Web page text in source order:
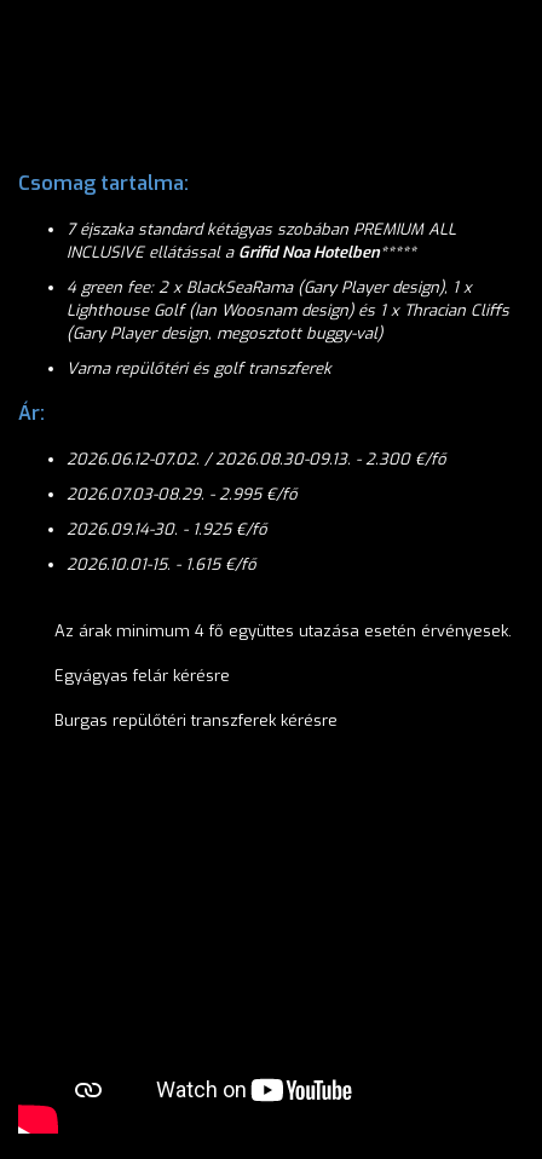
Csomag tartalma:
7 éjszaka standard kétágyas szobában PREMIUM ALL
INCLUSIVE ellátással a Grifid Noa Hotelben*****
4 green fee: 2 x BlackSeaRama (Gary Player design), 1 x
Lighthouse Golf (Ian Woosnam design) és 1 x Thracian Cliffs
(Gary Player design, megosztott buggy-val)
Varna repülőtéri és golf transzferek
Ár:
2026.06.12-07.02. / 2026.08.30-09.13. - 2.300 €/fő
2026.07.03-08.29. - 2.995€/fő
2026.09.14-30. - 1.925€/fő
2026.10.01-15. - 1.615 €/fő
Az árak minimum 4 fő együttes utazása esetén érvényesek.
Egyágyas felár kérésre
Burgas repülőtéri transzferek kérésre